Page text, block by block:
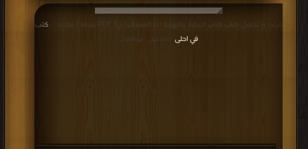
قراءة و تحميل كتاب كتاب البداية والنهاية (ط المعارف) ج5 PDF مجانا | مكتبة >
كتب
في احلى
| التحميل : مرة/مرات